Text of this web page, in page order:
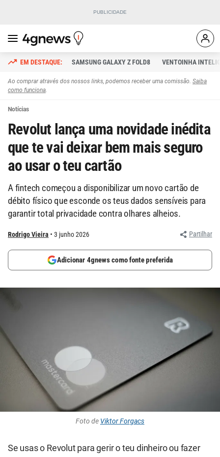
SAMSUNG GALAXY Z FOLD8 VENTOINHA
Ao comprar através dos nossos links, podemos receber uma comissão. Saiba
como funciona.
Notícias
Revolut lança uma novidade inédita
que te vai deixar bem mais seguro
ao usar o teu cartão
A fintech começou a disponibilizar um novo cartão de
débito físico que esconde os teus dados sensíveis para
garantir total privacidade contra olhares alheios.
Rodrigo Vieira 3 junho 2026 Partilhar
Adicionar 4gnews como fonte preferida
Foto de Viktor Forgacs
Se usas o Revolut para gerir o teu dinheiro ou fazer